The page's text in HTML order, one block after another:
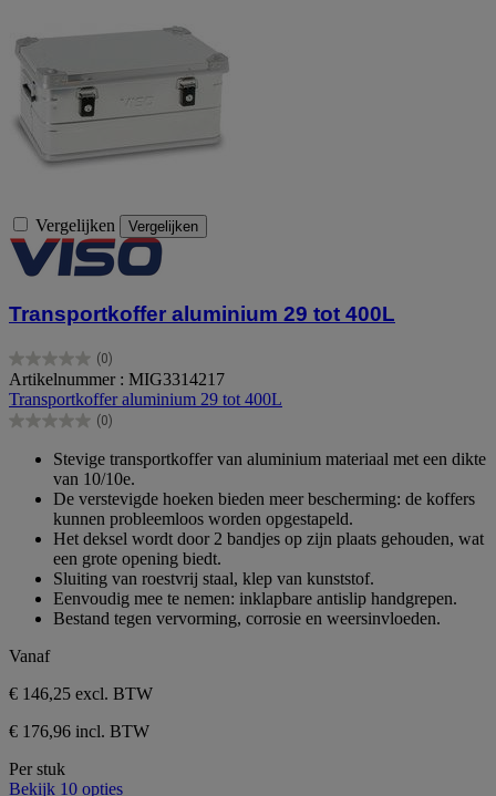
Vergelijken Vergelijken
Transportkoffer aluminium 29 tot 400L
(0)
0.0
van
de
5
Artikelnummer : MIG3314217
Transportkoffer aluminium 29 tot 400L
(0)
0.0
sterren.
Stevige transportkoffer van aluminium materiaal met een dikte
van 10/10e.
De verstevigde hoeken bieden meer bescherming: de koffers
kunnen probleemloos worden opgestapeld.
Het deksel wordt door 2 bandjes op zijn plaats gehouden, wat
een grote opening biedt.
Sluiting van roestvrij staal, klep van kunststof.
Eenvoudig mee te nemen: inklapbare antislip handgrepen.
Bestand tegen vervorming, corrosie en weersinvloeden.
Vanaf
€ 146,25 excl. BTW
€ 176,96 incl. BTW
Per stuk
Bekijk 10 opties